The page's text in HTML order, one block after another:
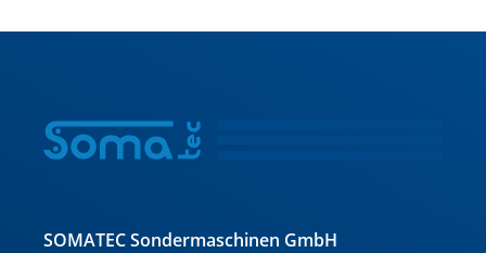
SOMATEC Sondermaschinen GmbH